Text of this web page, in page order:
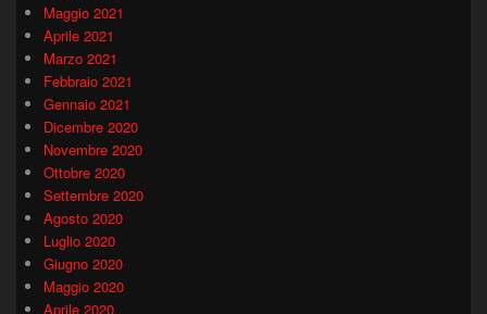
Maggio 2021
Aprile 2021
Marzo 2021
Febbraio 2021
Gennaio 2021
Dicembre 2020
Novembre 2020
Ottobre 2020
Settembre 2020
Agosto 2020
Luglio 2020
Giugno 2020
Maggio 2020
Aprile 2020